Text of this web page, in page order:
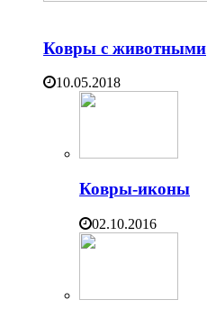
Ковры с животными
10.05.2018
Ковры-иконы
02.10.2016